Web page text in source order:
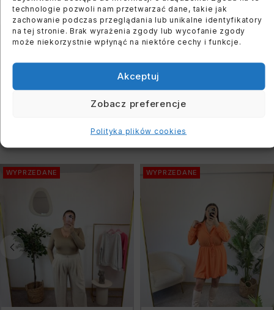
technologie pozwoli nam przetwarzać dane, takie jak
zachowanie podczas przeglądania lub unikalne identyfikatory
na tej stronie. Brak wyrażenia zgody lub wycofanie zgody
może niekorzystnie wpłynąć na niektóre cechy i funkcje.
Akceptuj
Zobacz preferencje
Polityka plików cookies
You must register to use the waitlist feature. Please
PODOBNE PRODUKTY
WYPRZEDANE WYPRZEDANE